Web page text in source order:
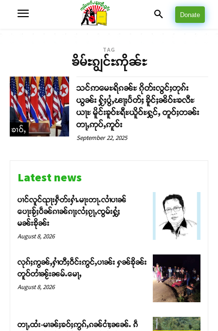
Donate
TAG
ၶိမ်ႊၵျွင်ႊဢိုၼ်ႊ
ၶၢဝ်ႇ
သင်ဢမေႊရိၵၼ်ႊ ၵိုတ်းလွင်ႈတုၵ်း
ယွၼ်း ႁႂ်ႈပွႆႇၽႃႈပႅတ်ႈ ၶိူင်ႈၼိဝ်ႊၶလီႊ
ယႃႊ မိူင်းၶူဝ်ႊရီႊယိူဝ်ႊႁွင်ႇ တူဝ်ႈတၼ်း
တႃႇဢုပ်ႇဢူဝ်း
September 22, 2025
Latest news
ပၢင်လူင်ၺႃးႁဵတ်းႁၢႆႉမႃးတႃႉလၢႆပၢၼ် ​​
ပေႃးၶႂ်ႈပဵၼ်ၵၢၼ်ၵႃႈလႆႈၵႂႃႇၸွမ်းႁွႆႈ
မၼ်းၶိုၼ်း
August 8, 2026
လုၵ်ႈဢွၼ်ႇႁၢႆတီႈဝဵင်းဢွင်ႇပၢၼ်း ႁၼ်ၶိုၼ်း
တူဝ်တၢႆၼႂ်းၼမ်ႉမေႃႇ
August 8, 2026
တႃႇထႆး-မၢၼ်ႈၶဝ်ႈဢွၵ်ႇၵၼ်ငၢႆႈၼၼ်ႉ ၵဵ